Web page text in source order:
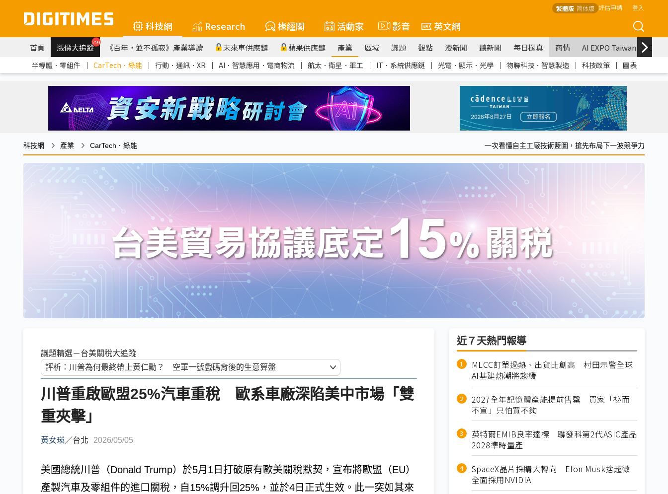
繁體版 简体版 評估申請 登入
科技網 Research 椽經閣 活動家 影音 英文網
首頁 漲價大追蹤259 《百年，並不孤寂》產業導讀 未來車供應鏈 蘋果供應鏈 產業 區域 議題 觀點 漫新聞 聽新聞 每日椽真 商情 AI EXPO Taiwan
半導體．零組件 ｜ CarTech．綠能 ｜ 行動．通訊．XR ｜ AI．智慧應用．電商物流 ｜ 航太．衛星．軍工 ｜ IT．系統供應鏈 ｜ 光電．顯示．光學 ｜ 物聯科技．智慧製造 ｜ 科技政策 ｜ 圖表
科技網 產業 CarTech．綠能 一次看懂自主工廠技術藍圖，搶先布局下一波競爭力
議題精選－台美關稅大追蹤
川普重啟歐盟25%汽車重稅 歐系車廠深陷美中市場「雙
重夾擊」
黃女瑛／台北 2026/05/05
美國總統川普（Donald Trump）於5月1日打破原有歐美關稅默契，宣布將歐盟（EU）
產製汽車及零組件的進口關稅，自15%調升回25%，並於4日正式生效。此一突如其來
近７天熱門報導
MLCC訂單過熱、出貨比創高 村田示警全球
AI基建熱潮將趨緩
2027全年記憶體產能提前售罄 買家「祕而
不宣」只怕買不夠
英特爾EMIB良率達標 聯發科第2代ASIC產品
2028準時量產
SpaceX晶片採購大轉向 Elon Musk捨超微
全面採用NVIDIA